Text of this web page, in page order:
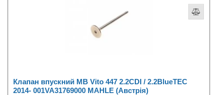
Клапан впускний MB Vito 447 2.2CDI / 2.2BlueTEC
2014- 001VA31769000 MAHLE (Австрія)